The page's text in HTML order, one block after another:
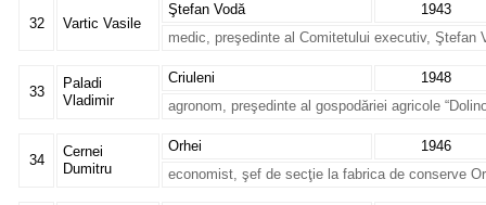
32 Vartic Vasile
Ştefan Vodă
1943
medic, preşedinte al Comitetului executiv, Ştefan
33
Paladi
Vladimir
Criuleni
1948
agronom, preşedinte al gospodăriei agricole
34
Cernei
Dumitru
Orhei
1946
economist, şef de secţie la fabrica de conserve